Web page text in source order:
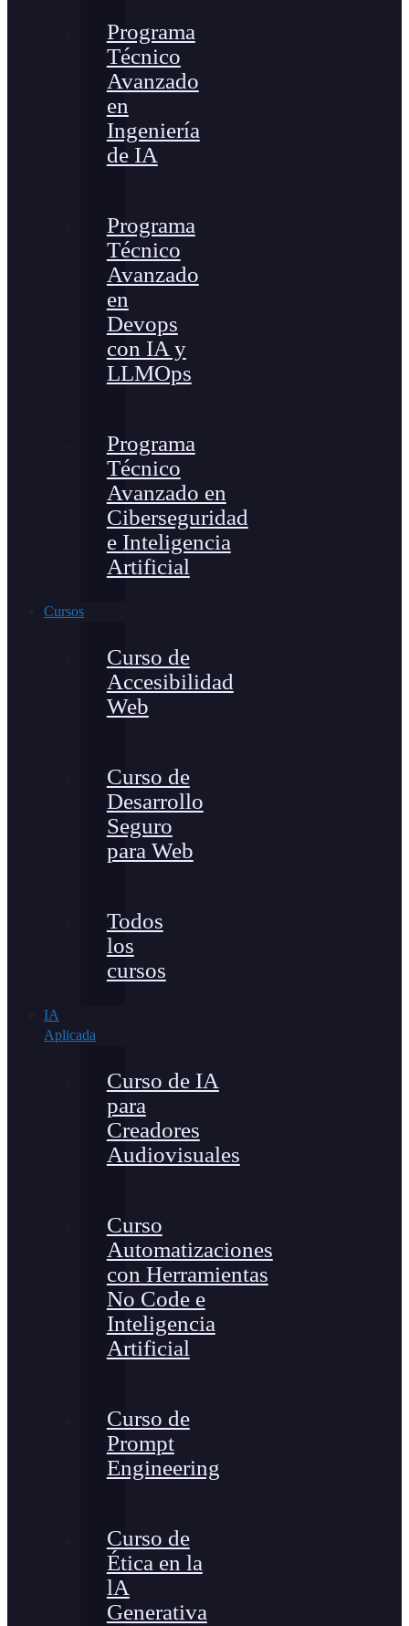
Programa
Técnico
Avanzado
en
Ingeniería
de IA
Programa
Técnico
Avanzado
en
Devops
con IA y
LLMOps
Programa
Técnico
Avanzado en
Ciberseguridad
e Inteligencia
Artificial
Cursos
Curso de
Accesibilidad
Web
Curso de
Desarrollo
Seguro
para Web
Todos
los
cursos
IA
Aplicada
Curso de IA
para
Creadores
Audiovisuales
Curso
Automatizaciones
con Herramientas
No Code e
Inteligencia
Artificial
Curso de
Prompt
Engineering
Curso de
Ética en la
lA
Generativa